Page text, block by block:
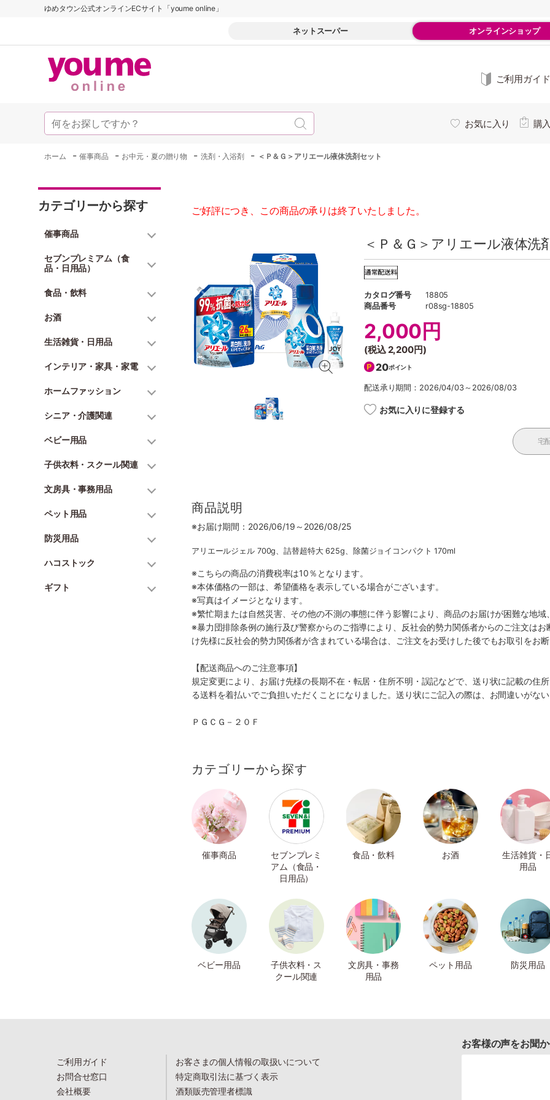
ゆめタウン公式オンラインECサイト「youme online」
ネットスーパー オンラインショップ
ご利用ガイド
お気に入り 購
ホーム -催事商品 - お中元・夏の贈り物 - 洗剤・入浴剤 - ＜Ｐ＆Ｇ＞アリエール液体洗剤セット
カテゴリーから探す
催事商品
セブンプレミアム（食
品・日用品）
食品・飲料
お酒
生活雑貨・日用品
インテリア・家具・家電
ホームファッション
シニア・介護関連
ベビー用品
子供衣料・スクール関連
文房具・事務用品
ペット用品
防災用品
ハコストック
ギフト
ご好評につき、この商品の承りは終了いたしました。
＜Ｐ＆Ｇ＞アリエール液体洗
カタログ番号
18805
商品番号
r08sg-18805
2,000円
(税込2,200円)
20ポイント
配送承り期間：2026/04/03～2026/08/03
お気に入りに登録する
宅
商品説明
※お届け期間：2026/06/19～2026/08/25
アリエールジェル 700g、詰替超特大 625g、除菌ジョイコンパクト 170ml
※こちらの商品の消費税率は10％となります。
※本体価格の一部は、希望価格を表示している場合がございます。
※写真はイメージとなります。
※繁忙期または自然災害、その他の不測の事態に伴う影響により、商品のお届けが困難な地域
※暴力団排除条例の施行及び警察からのご指導により、反社会的勢力関係者からのご注文は
け先様に反社会的勢力関係者が含まれている場合は、ご注文をお受けした後でもお取引をお
【配送商品へのご注意事項】
規定変更により、お届け先様の長期不在・転居・住所不明・誤記などで、送り状に記載の住
る送料を着払いでご負担いただくことになりました。送り状にご記入の際は、お間違いがな
ＰＧＣＧ－２０Ｆ
カテゴリーから探す
催事商品
セブンプレミ
アム（食品・
日用品）
食品・飲料 お酒
生活雑貨・
用品
ベビー用品
子供衣料・ス
クール関連
文房具・事務
用品
ペット用品 防災用品
ご利用ガイド
お問合せ窓口
会社概要
お客さまの個人情報の取扱いについて
特定商取引法に基づく表示
酒類販売管理者標識
お客様の声をお聞